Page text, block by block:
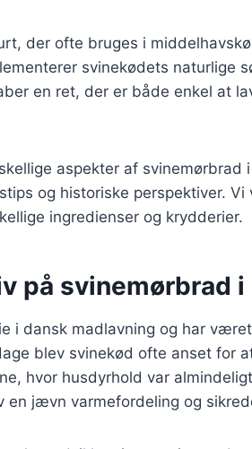
der ofte bruges i
svinekødets naturlige
en ret, der er både enkel at
aspekter af svinemørbrad
og historiske perspektiver. Vi
ingredienser og krydderier.
på svinemørbrad i
i dansk madlavning og har
blev svinekød ofte anset for
hvor husdyrhold var
en jævn varmefordeling og